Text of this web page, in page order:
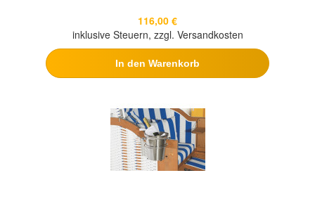
116,00 €
inklusive Steuern, zzgl. Versandkosten
In den Warenkorb